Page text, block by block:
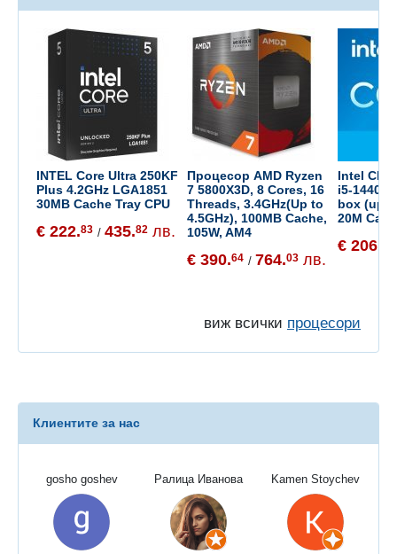
INTEL Core Ultra 250KF
Plus 4.2GHz LGA1851
30MB Cache Tray CPU
€ 222.83 / 435.82 лв.
Процесор AMD Ryzen
7 5800X3D, 8 Cores, 16
Threads, 3.4GHz(Up to
4.5GHz), 100MB Cache,
105W, AM4
€ 390.64 / 764.03 лв.
Intel
i5-
box (up
20M
€ 206.
виж всички процесори
Клиентите за нас
gosho goshev Ралица Иванова Kamen Stoychev